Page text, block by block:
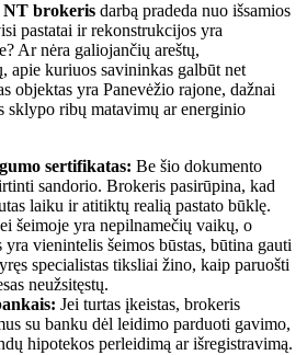
NT brokeris darbą pradeda nuo išsamios
pastatai ir rekonstrukcijos yra
Ar nėra galiojančių areštų,
apie kuriuos savininkas galbūt net
objektas yra Panevėžio rajone, dažnai
sklypo ribų matavimų ar energinio
sertifikatas: Be šio dokumento
sandorio. Brokeris pasirūpina, kad
laiku ir atitiktų realią pastato būklę.
šeimoje yra nepilnamečių vaikų, o
yra vienintelis šeimos būstas, būtina gauti
specialistas tiksliai žino, kaip paruošti
neužsitęstų.
Jei turtas įkeistas, brokeris
su banku dėl leidimo parduoti gavimo,
hipotekos perleidimą ar išregistravimą.